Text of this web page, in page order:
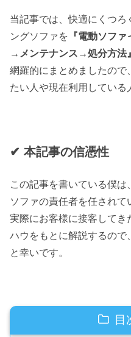
当記事では、快適にくつろ
ングソファを 『電動ソフ
→メンテナンス→処分方法』
網羅的にまとめましたので
たい人や現在利用している
✔︎ 本記事の信憑性
この記事を書いている僕
ソファの責任者を任されて
実際にお客様に接客してき
ハウをもとに解説するので
と幸いです。
目